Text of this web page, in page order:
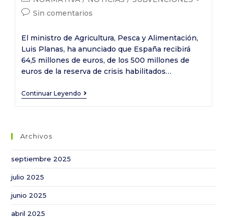
la
entrada:
entrada:
de
Comentarios
la
entrada:
Sin comentarios
El ministro de Agricultura, Pesca y Alimentación,
Luis Planas, ha anunciado que España recibirá
64,5 millones de euros, de los 500 millones de
euros de la reserva de crisis habilitados…
Continuar Leyendo
España
Archivos
septiembre 2025
julio 2025
junio 2025
abril 2025